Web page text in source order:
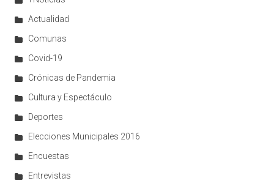
Actualidad
Comunas
Covid-19
Crónicas de Pandemia
Cultura y Espectáculo
Deportes
Elecciones Municipales 2016
Encuestas
Entrevistas